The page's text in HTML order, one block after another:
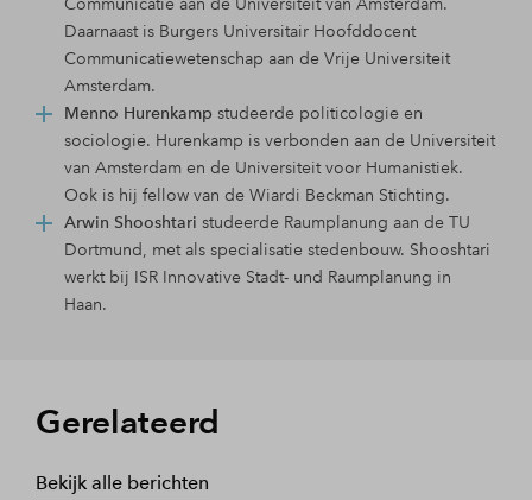
Daarnaast is Burgers Universitair Hoofddocent
Communicatiewetenschap aan de Vrije Universiteit
Amsterdam.
Menno Hurenkamp studeerde politicologie en
sociologie. Hurenkamp is verbonden aan de Universiteit
van Amsterdam en de Universiteit voor Humanistiek.
Ook is hij fellow van de Wiardi Beckman Stichting.
Arwin Shooshtari studeerde Raumplanung aan de TU
Dortmund, met als specialisatie stedenbouw. Shooshtari
werkt bij ISR Innovative Stadt- und Raumplanung in
Haan.
Gerelateerd
Bekijk alle berichten